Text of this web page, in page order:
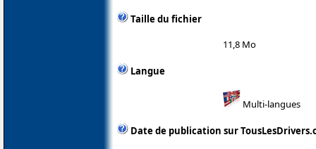
Taille du fichier
11,8 Mo
Langue
Multi-langues
Date de publication sur